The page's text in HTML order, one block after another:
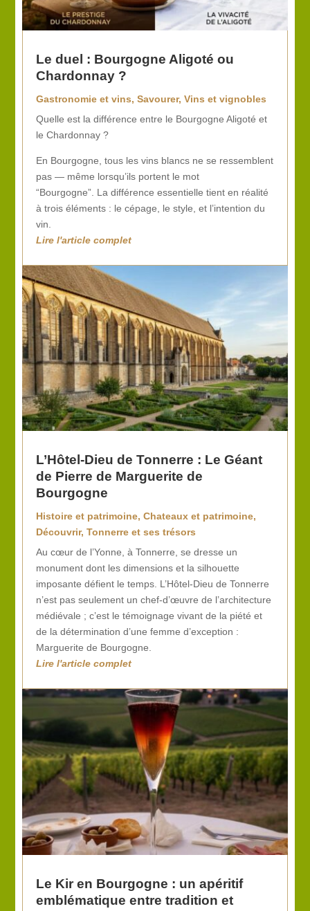
Le duel : Bourgogne Aligoté ou
Chardonnay ?
Gastronomie et vins,Savourer,Vins et vignobles
Quelle est la différence entre le Bourgogne Aligoté et
le Chardonnay ?
En Bourgogne, tous les vins blancs ne se ressemblent
pas — même lorsqu’ils portent le mot
“Bourgogne”. La différence essentielle tient en réalité
à trois éléments : le cépage, le style, et l’intention du
vin.
L’Hôtel-Dieu de Tonnerre : Le Géant
de Pierre de Marguerite de
Bourgogne
Histoire et patrimoine,Chateaux et patrimoine,
Découvrir,Tonnerre et ses trésors
Au cœur de l’Yonne, à Tonnerre, se dresse un
monument dont les dimensions et la silhouette
imposante défient le temps. L’Hôtel-Dieu de Tonnerre
n’est pas seulement un chef-d’œuvre de l’architecture
médiévale ; c’est le témoignage vivant de la piété et
de la détermination d’une femme d’exception :
Marguerite de Bourgogne.
Le Kir en Bourgogne : un apéritif
emblématique entre tradition et